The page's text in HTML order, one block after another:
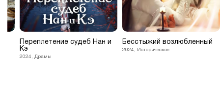
Переплетение судеб Нан и
Кэ
2024, Драмы
Бесстыжий возлюбленный
2024, Историческое